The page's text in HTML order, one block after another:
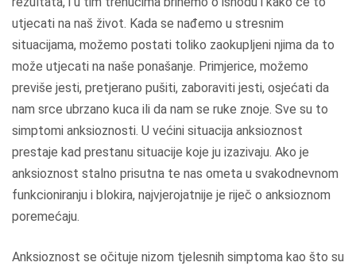
utjecati na naš život. Kada se nađemo u stresnim
situacijama, možemo postati toliko zaokupljeni njima da to
može utjecati na naše ponašanje. Primjerice, možemo
previše jesti, pretjerano pušiti, zaboraviti jesti, osjećati da
nam srce ubrzano kuca ili da nam se ruke znoje. Sve su to
simptomi anksioznosti. U većini situacija anksioznost
prestaje kad prestanu situacije koje ju izazivaju. Ako je
anksioznost stalno prisutna te nas ometa u svakodnevnom
funkcioniranju i blokira, najvjerojatnije je riječ o anksioznom
poremećaju.
Anksioznost se očituje nizom tjelesnih simptoma kao što su